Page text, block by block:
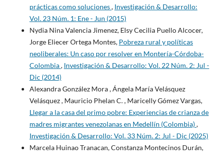
prácticas como soluciones, Investigación & Desarrollo:
Vol. 23 Núm. 1: Ene - Jun (2015)
Nydia Nina Valencia Jimenez, Elsy Cecilia Puello Alcocer,
Jorge Eliecer Ortega Montes, Pobreza rural y políticas
neoliberales: Un caso por resolver en Montería-Córdoba-
Colombia, Investigación & Desarrollo: Vol. 22 Núm. 2: Jul -
Dic (2014)
Alexandra González Mora , Ángela María Velásquez
Velásquez , Mauricio Phelan C. , Maricelly Gómez Vargas,
Llegar a la casa del primo pobre: Experiencias de crianza de
madres migrantes venezolanas en Medellín (Colombia),
Investigación & Desarrollo: Vol. 33 Núm. 2: Jul - Dic (2025)
Marcela Huinao Tranacan, Constanza Montecinos Durán,